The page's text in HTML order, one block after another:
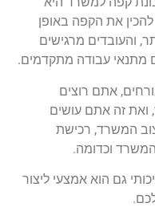
את הקפה באופן
והעובדים מרגישים
מתנאי עבודה מתקדמים.
אתם רוצים
זה אתם עושים
המשרד, רכישת
וכדומה.
גם הוא אמצעי ליצור